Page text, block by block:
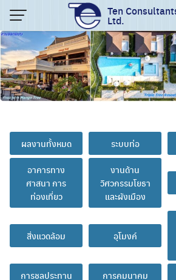
Skip
content
Ten
Ltd.
ผลงานทั้งหมด ระบบท่อ
ศาสนา การ
ท่องเที่ยว
งานด้าน
วิศวกรรมโยธา
และผังเมือง
สิ่งแวดล้อม อุโมงค์
การชลประทาน